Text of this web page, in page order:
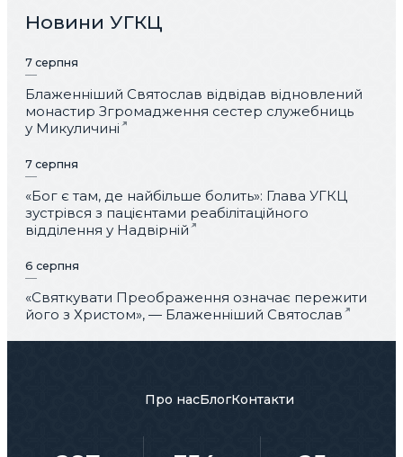
Новини УГКЦ
7 серпня
Блаженніший Святослав відвідав відновлений
монастир Згромадження сестер служебниць
у Микуличині
7 серпня
«Бог є там, де найбільше болить»: Глава УГКЦ
зустрівся з пацієнтами реабілітаційного
відділення у Надвірній
6 серпня
«Святкувати Преображення означає пережити
його з Христом», — Блаженніший Святослав
Про насБлогКонтакти